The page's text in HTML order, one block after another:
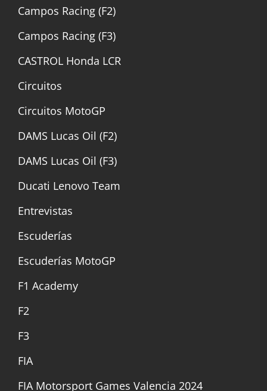
Campos Racing (F2)
Campos Racing (F3)
CASTROL Honda LCR
Circuitos
Circuitos MotoGP
DAMS Lucas Oil (F2)
DAMS Lucas Oil (F3)
Ducati Lenovo Team
Entrevistas
Escuderías
Escuderías MotoGP
F1 Academy
F2
F3
FIA
FIA Motorsport Games Valencia 2024